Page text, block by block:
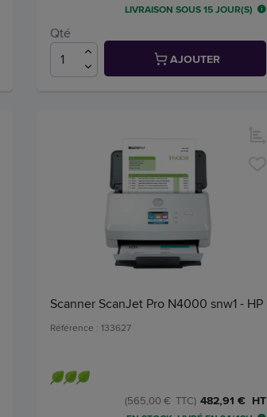
LIVRAISON SOUS 15 JOUR(S)
Qté
AJOUTER
Scanner ScanJet Pro N4000 snw1 - HP
Référence : 133627
482,91 € HT
(565,00 € TTC)